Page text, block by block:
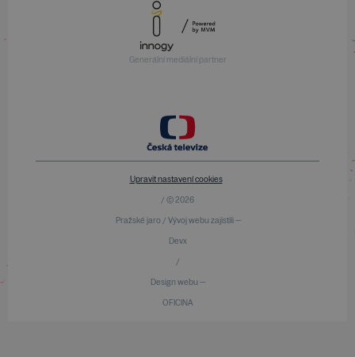
Generální mediální partner
Upravit nastavení cookies
/ © 2026
Pražské jaro / Vývoj webu zajistili —
Devx
/
Design webu —
OFICINA